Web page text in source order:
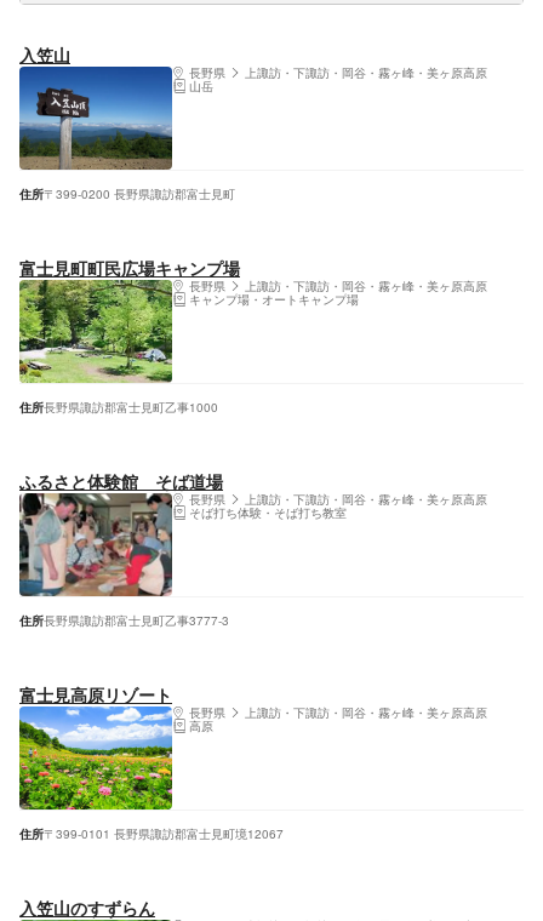
入笠山
長野県 上諏訪・下諏訪・岡谷・霧ヶ峰・美ヶ原高原
山岳
住所〒399-0200 長野県諏訪郡富士見町
富士見町町民広場キャンプ場
長野県 上諏訪・下諏訪・岡谷・霧ヶ峰・美ヶ原高原
キャンプ場・オートキャンプ場
住所長野県諏訪郡富士見町乙事1000
ふるさと体験館 そば道場
長野県 上諏訪・下諏訪・岡谷・霧ヶ峰・美ヶ原高原
そば打ち体験・そば打ち教室
住所長野県諏訪郡富士見町乙事3777-3
富士見高原リゾート
長野県 上諏訪・下諏訪・岡谷・霧ヶ峰・美ヶ原高原
高原
住所〒399-0101 長野県諏訪郡富士見町境12067
入笠山のすずらん